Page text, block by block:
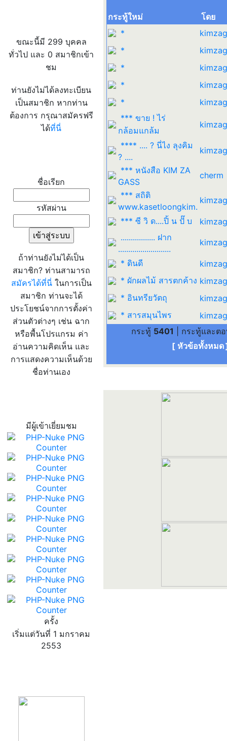
ขณะนี้มี 299 บุคคล
ทั่วไป และ 0 สมาชิกเข้า
ชม
ท่านยังไม่ได้ลงทะเบียน
เป็นสมาชิก หากท่าน
ต้องการ กรุณาสมัครฟรี
ได้ที่นี่
ชื่อเรียก
รหัสผ่าน
ถ้าท่านยังไม่ได้เป็น
สมาชิก? ท่านสามารถ
สมัครได้ที่นี่ในการเป็น
สมาชิก ท่านจะได้
ประโยชน์จากการตั้งค่า
ส่วนตัวต่างๆ เช่น ฉาก
หรือพื้นโปรแกรม ค่า
อ่านความคิดเห็น และ
การแสดงความเห็นด้วย
ชื่อท่านเอง
มีผู้เข้าเยี่ยมชม
ครั้ง
เริ่มแต่วันที่ 1 มกราคม
2553
กระทู้ใหม่
โดย
*
*
*
*
*
*** ขาย ! ไร่
กล้อมแกล้ม
**** .... ? นี่ไง ลุงคิม
? ....
*** หนังสือ KIM ZA
GASS
cherm
*** สถิติ
www.kasetloongkim.
*** ซี วิ ด....ปิ้ น ปั๊ บ
................. ฝาก
..........................
* ดินดี
* ผักผลไม้ สารตกค้าง
* อินทรียวัตถุ
* สารสมุนไพร
กระทู้ 5401 | กระทู้และต
[ หัวข้อทั้งหมด